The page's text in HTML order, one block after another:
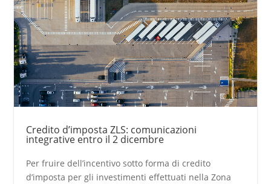
Credito d’imposta ZLS: comunicazioni
integrative entro il 2 dicembre
Per fruire dell’incentivo sotto forma di credito
d’imposta per gli investimenti effettuati nella Zona